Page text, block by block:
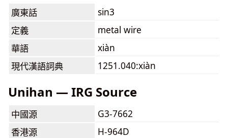
廣東話
sin3
定義
metal wire
華語
xiàn
現代漢語詞典
1251.040:xiàn
Unihan — IRG Source
中國源
G3-7662
香港源
H-964D